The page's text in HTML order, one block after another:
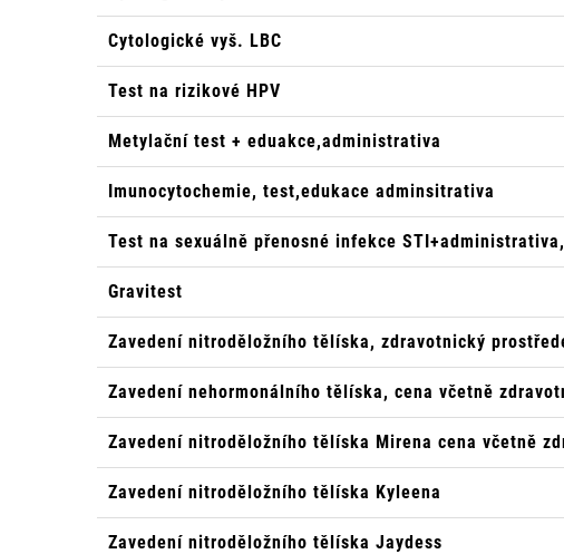
Cytologické vyš. LBC
Test na rizikové HPV
Metylační test + eduakce,administrativa
Imunocytochemie, test,edukace adminsitrativa
Test na sexuálně přenosné infekce
Gravitest
Zavedení nitroděložního tělíska, zdravotnický
Zavedení nehormonálního tělíska, cena včetně
Zavedení nitroděložního tělíska Mirena cena včetně
Zavedení nitroděložního tělíska Kyleena
Zavedení nitroděložního tělíska Jaydess